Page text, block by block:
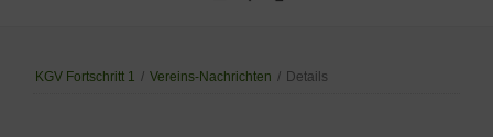
KGV Fortschritt 1 / Vereins-Nachrichten / Details